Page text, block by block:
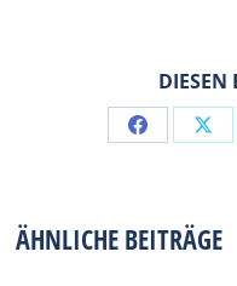
DIESEN
Share
ÄHNLICHE BEITRÄGE